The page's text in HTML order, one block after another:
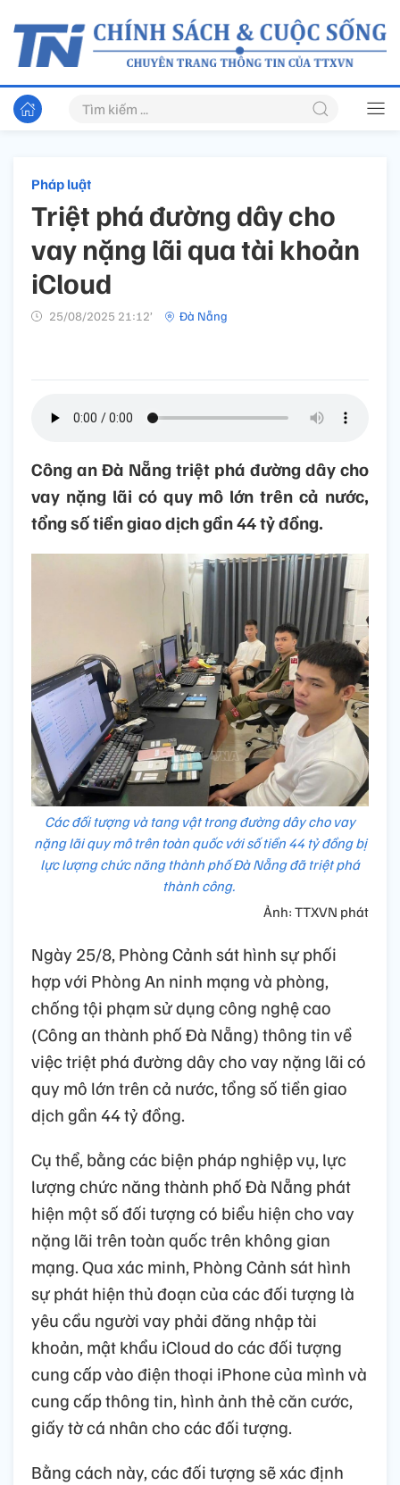
Pháp luật
Triệt phá đường dây cho
vay nặng lãi qua tài khoản
iCloud
25/08/2025 21:12’ Đà Nẵng
Công an Đà Nẵng triệt phá đường dây cho
vay nặng lãi có quy mô lớn trên cả nước,
tổng số tiền giao dịch gần 44 tỷ đồng.
Các đối tượng và tang vật trong đường dây cho vay
nặng lãi quy mô trên toàn quốc với số tiền 44 tỷ đồng bị
lực lượng chức năng thành phố Đà Nẵng đã triệt phá
thành công.
Ảnh: TTXVN phát
Ngày 25/8, Phòng Cảnh sát hình sự phối
hợp với Phòng An ninh mạng và phòng,
chống tội phạm sử dụng công nghệ cao
(Công an thành phố Đà Nẵng) thông tin về
việc triệt phá đường dây cho vay nặng lãi có
quy mô lớn trên cả nước, tổng số tiền giao
dịch gần 44 tỷ đồng.
Cụ thể, bằng các biện pháp nghiệp vụ, lực
lượng chức năng thành phố Đà Nẵng phát
hiện một số đối tượng có biểu hiện cho vay
nặng lãi trên toàn quốc trên không gian
mạng. Qua xác minh, Phòng Cảnh sát hình
sự phát hiện thủ đoạn của các đối tượng là
yêu cầu người vay phải đăng nhập tài
khoản, mật khẩu iCloud do các đối tượng
cung cấp vào điện thoại iPhone của mình và
cung cấp thông tin, hình ảnh thẻ căn cước,
giấy tờ cá nhân cho các đối tượng.
Bằng cách này, các đối tượng sẽ xác định